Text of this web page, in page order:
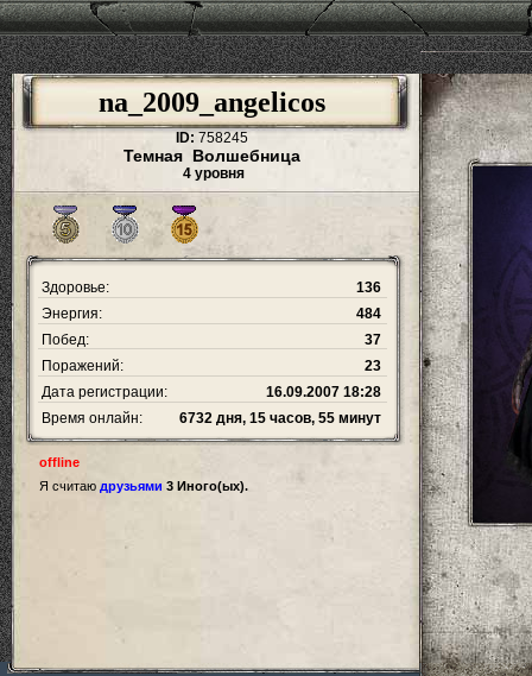
na_2009_angelicos
ID: 758245
Темная Волшебница
4 уровня
Здоровье:
136
Энергия:
484
Побед:
37
Поражений:
23
Дата регистрации:
16.09.2007 18:28
Время онлайн:
6732 дня, 15 часов, 55 минут
offline
Я считаю друзьями 3 Иного(ых).